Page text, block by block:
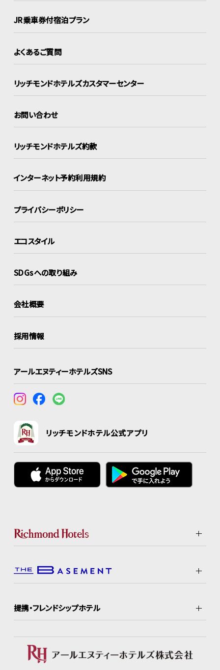
JR乗車券付宿泊プラン
よくあるご質問
リッチモンドホテルズカスタマーセンター
お問い合わせ
リッチモンドホテルズ約款
インターネット予約利用規約
プライバシーポリシー
エコスタイル
SDGsへの取り組み
会社概要
採用情報
アールエヌティーホテルズSNS
リッチモンドホテル公式アプリ
提携・フレンドシップホテル